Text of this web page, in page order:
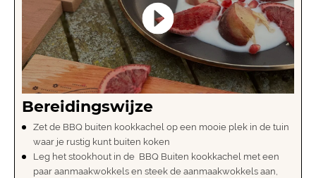
Bereidingswijze
Zet de BBQ buiten kookkachel op een mooie plek in de tuin
waar je rustig kunt buiten koken
Leg het stookhout in de BBQ Buiten kookkachel met een
paar aanmaakwokkels en steek de aanmaakwokkels aan,